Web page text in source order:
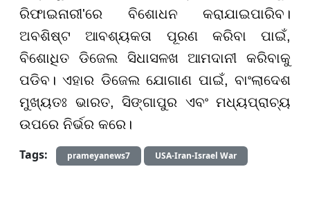
ରିଫାଇନାରୀ'ରେ ବିଶୋଧନ କରାଯାଇପାରିବ।
ଅବଶିଷ୍ଟ ଆବଶ୍ୟକତା ପୂରଣ କରିବା ପାଇଁ,
ବିଶୋଧିତ ଡିଜେଲ ସିଧାସଳଖ ଆମଦାନୀ କରିବାକୁ
ପଡିବ। ଏହାର ଡିଜେଲ ଯୋଗାଣ ପାଇଁ, ବାଂଲାଦେଶ
ମୁଖ୍ୟତଃ ଭାରତ, ସିଙ୍ଗାପୁର ଏବଂ ମଧ୍ୟପ୍ରାଚ୍ୟ
ଉପରେ ନିର୍ଭର କରେ।
Tags:
prameyanews7 USA-Iran-Israel War